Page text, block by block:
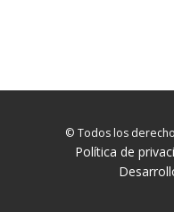
© Todos los
Política de